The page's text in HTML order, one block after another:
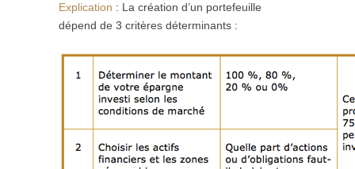
Explication : La création d’un portefeuille
dépend de 3 critères déterminants :